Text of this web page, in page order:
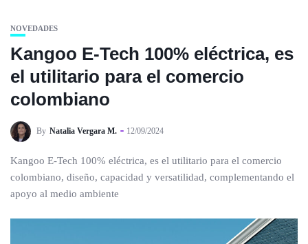
NOVEDADES
Kangoo E-Tech 100% eléctrica, es
el utilitario para el comercio
colombiano
By Natalia Vergara M. 12/09/2024
Kangoo E-Tech 100% eléctrica, es el utilitario para el comercio
colombiano, diseño, capacidad y versatilidad, complementando el
apoyo al medio ambiente